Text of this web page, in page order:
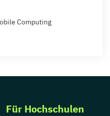
Computing
Für Hochschulen